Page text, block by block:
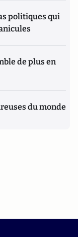
politiques qui
de plus en
du monde